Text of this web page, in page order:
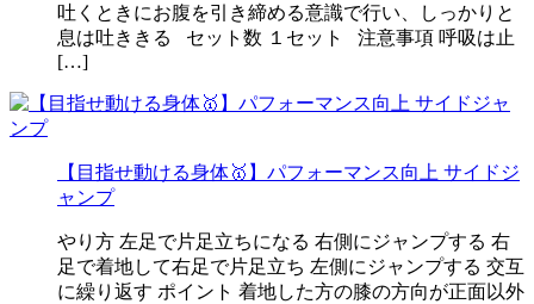
吐くときにお腹を引き締める意識で行い、しっかりと
息は吐ききる セット数 １セット 注意事項 呼吸は止
[…]
【目指せ動ける身体🥇】パフォーマンス向上 サイドジ
ャンプ
やり方 左足で片足立ちになる 右側にジャンプする 右
足で着地して右足で片足立ち 左側にジャンプする 交互
に繰り返す ポイント 着地した方の膝の方向が正面以外